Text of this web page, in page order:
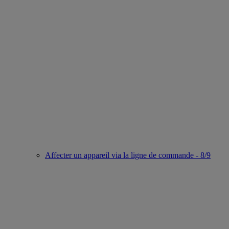
Affecter un appareil via la ligne de commande - 8/9